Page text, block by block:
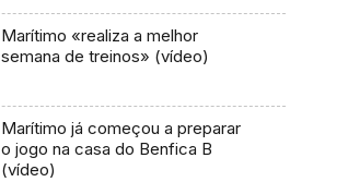
Marítimo «realiza a melhor
semana de treinos» (vídeo)
Marítimo já começou a preparar
o jogo na casa do Benfica B
(vídeo)